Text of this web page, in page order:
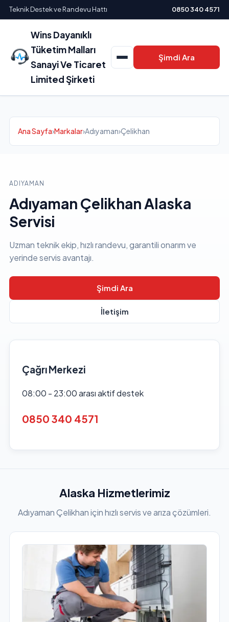
Teknik Destek ve Randevu Hattı 0850 340 4571
Wins Dayanıklı
Tüketim Malları
Sanayi Ve Ticaret
Limited Şirketi
Şimdi Ara
Ana Sayfa›Markalar›Adıyaman›Çelikhan
ADIYAMAN
Adıyaman Çelikhan Alaska
Servisi
Uzman teknik ekip, hızlı randevu, garantili onarım ve
yerinde servis avantajı.
Şimdi Ara
İletişim
Çağrı Merkezi
08:00 - 23:00 arası aktif destek
0850 340 4571
Alaska Hizmetlerimiz
Adıyaman Çelikhan için hızlı servis ve arıza çözümleri.